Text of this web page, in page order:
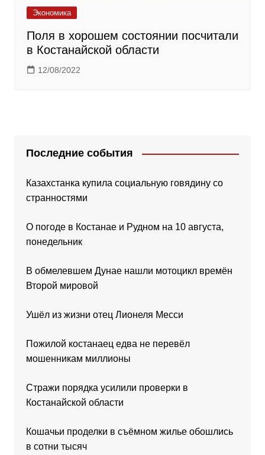
Экономика
Поля в хорошем состоянии посчитали
в Костанайской области
12/08/2022
Последние события
Казахстанка купила социальную говядину со
странностями
О погоде в Костанае и Рудном на 10 августа,
понедельник
В обмелевшем Дунае нашли мотоцикл времён
Второй мировой
Ушёл из жизни отец Лионеля Месси
Пожилой костанаец едва не перевёл
мошенникам миллионы
Стражи порядка усилили проверки в
Костанайской области
Кошачьи проделки в съёмном жилье обошлись
в сотни тысяч